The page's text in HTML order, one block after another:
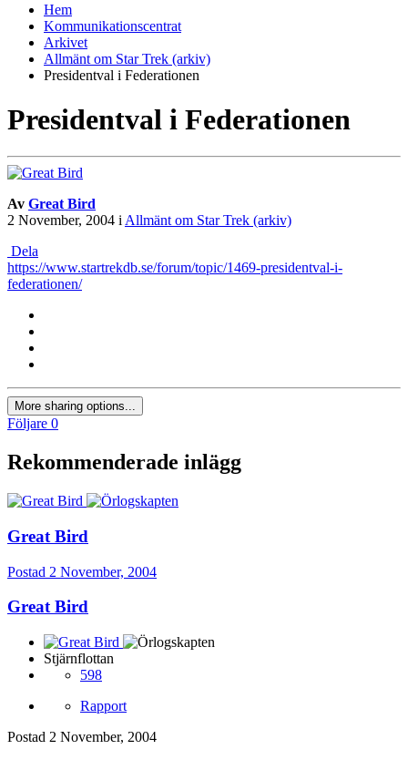
Hem
Kommunikationscentrat
Arkivet
Allmänt om Star Trek (arkiv)
Presidentval i Federationen
Presidentval i Federationen
Av Great Bird
2 November, 2004 iAllmänt om Star Trek (arkiv)
Dela
https://www.startrekdb.se/forum/topic/1469-presidentval-i-
federationen/
More sharing options...
Följare 0
Rekommenderade inlägg
Great Bird
Postad 2 November, 2004
Great Bird
Stjärnflottan
598
Rapport
Postad 2 November, 2004